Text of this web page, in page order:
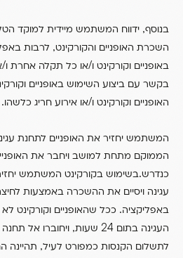
בנוסף, ידווח המשתמש מיידית למוקד
השכרת האופניים והקורקינט, לרבות
באופניים וקורקינט ו/או כל תקלה אחרת ו/
בקשר עם ביצוע השימוש באופניים
האופניים וקורקינט ו/או אירוע חריג כלשהו.
המשתמש יחזיר את האופניים לתחנת
הממוקם מתחת למושב ויחבר את
כנדרש.בשימוש בקורקינט המשתמש
עגינה ויסיים את ההשכרה באמצעות
באפליקציה. ככל שהאופניים וקורקינט
העגינה בתום 24 שעות, ויחוברו אל
לתשלום הקנסות כמפורט לעיל, תהיינה